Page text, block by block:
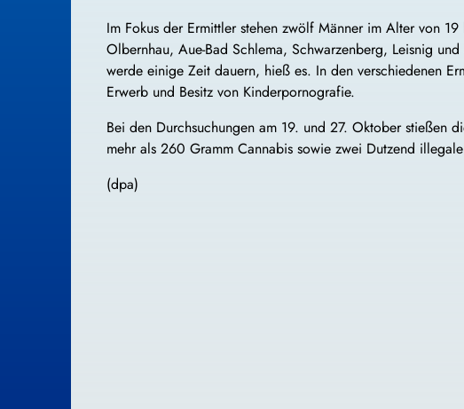
Im Fokus der Ermittler stehen zwölf Männer im Alter von
Olbernhau, Aue-Bad Schlema, Schwarzenberg, Leisnig
werde einige Zeit dauern, hieß es. In den verschiedenen
Erwerb und Besitz von Kinderpornografie.
Bei den Durchsuchungen am 19. und 27. Oktober stießen
mehr als 260 Gramm Cannabis sowie zwei Dutzend
(dpa)